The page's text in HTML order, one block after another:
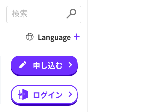
n
S
u
m
t
Language
申し込む
ログイン